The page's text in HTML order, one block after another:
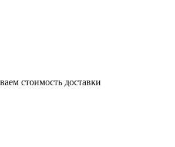
стоимость доставки